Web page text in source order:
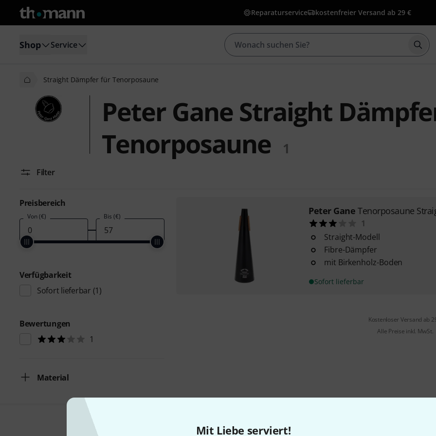
Mit Liebe serviert!
Reparaturservice kostenfreier Versand ab 29 €
Shop Service
Straight Dämpfer für Tenorposaune
Peter Gane Straight
Tenorposaune
1
Filter
Preisbereich
Von (€) Bis (€)
Verfügbarkeit
Sofort lieferbar (1)
Bewertungen
1
Material
Peter Gane Tenorposaune
1
Straight-Modell
Fibre-Dämpfer
mit Birkenholz-Boden
Sofort lieferbar
Kostenloser Versand ab
Alle Preise inkl. MwSt.
Gefällt Ihnen, was Sie sehen?